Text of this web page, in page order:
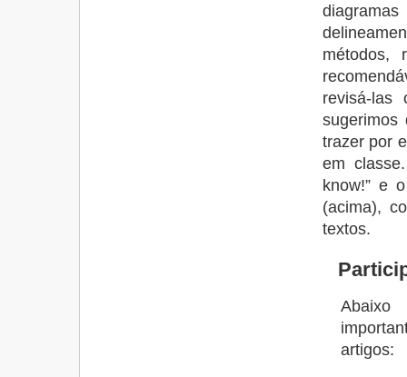
métodos,
revisá-las
sugerimos
trazer por
em
know!” e
(acima),
textos.
Abaixo
artigos: